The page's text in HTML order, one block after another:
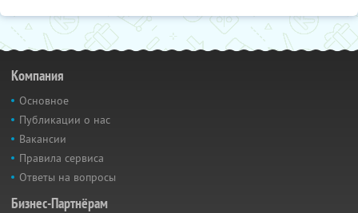
Компания
Основное
Публикации о нас
Вакансии
Правила сервиса
Ответы на вопросы
Бизнес-Партнёрам